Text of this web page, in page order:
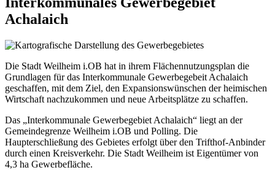
Achalaich
Die Stadt Weilheim i.OB hat in ihrem Flächennutzungsplan die
Grundlagen für das Interkommunale Gewerbegebeit Achalaich
geschaffen, mit dem Ziel, den Expansionswünschen der heimischen
Wirtschaft nachzukommen und neue Arbeitsplätze zu schaffen.
Das „Interkommunale Gewerbegebiet Achalaich“ liegt an der
Gemeindegrenze Weilheim i.OB und Polling. Die
Haupterschließung des Gebietes erfolgt über den Trifthof-Anbinder
durch einen Kreisverkehr. Die Stadt Weilheim ist Eigentümer von
4,3 ha Gewerbefläche.